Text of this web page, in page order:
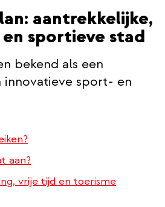
aantrekkelijke,
sportieve stad
bekend als een
innovatieve sport- en
aan?
vrije tijd en toerisme